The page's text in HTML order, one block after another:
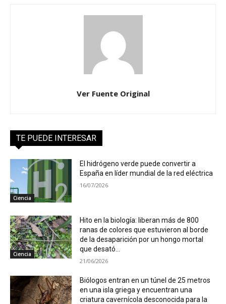
Ver Fuente Original
TE PUEDE INTERESAR
Ciencia
El hidrógeno verde puede convertir a
España en líder mundial de la red eléctrica
16/07/2026
Ciencia
Hito en la biología: liberan más de 800
ranas de colores que estuvieron al borde
de la desaparición por un hongo mortal
que desató...
21/06/2026
Biólogos entran en un túnel de 25 metros
en una isla griega y encuentran una
criatura cavernícola desconocida para la